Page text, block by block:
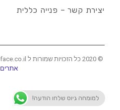
יצירת קשר – פנייה כללית
© 2020 כל הזכויות שמורות ל my-face.co.il |
אתרים
למומחה גיוס שלחו הודעה!